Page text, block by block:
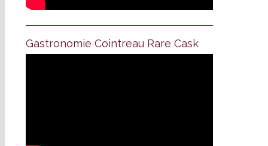
Gastronomie Cointreau Rare Cask